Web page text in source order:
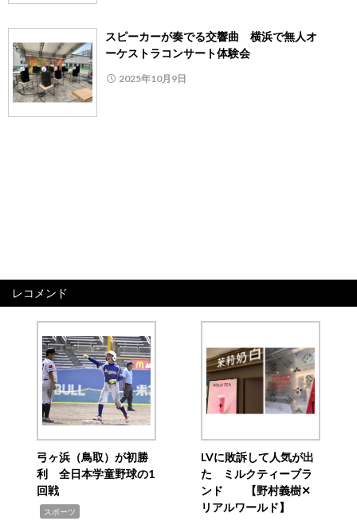
スピーカーが奏でる交響曲 横浜で無人オ
ーケストラコンサート体験会
2025年10月9日
レコメンド
弓ヶ浜（鳥取）が初勝
利 全日本学童野球の1
回戦
スポーツ
LVに敗訴して人気が出
た ミルクティーブラ
ンド 【野村義樹✕
リアルワールド】